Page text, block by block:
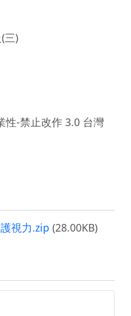
三)
性-禁止改作 3.0 台灣
視力.zip (28.00KB)